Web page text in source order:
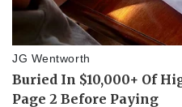
Bóng đá
Lịch thi đấu bóng đá
Thế giới thể thao
eSports
Hậu trường